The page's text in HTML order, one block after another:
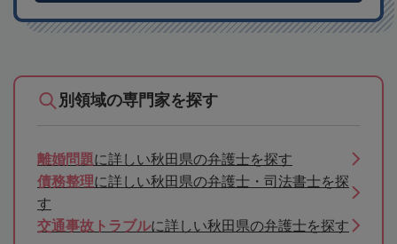
別領域の専門家を探す
離婚問題に詳しい秋田県の弁護士を探す
債務整理に詳しい秋田県の弁護士・司法書士を探
す
交通事故トラブルに詳しい秋田県の弁護士を探す